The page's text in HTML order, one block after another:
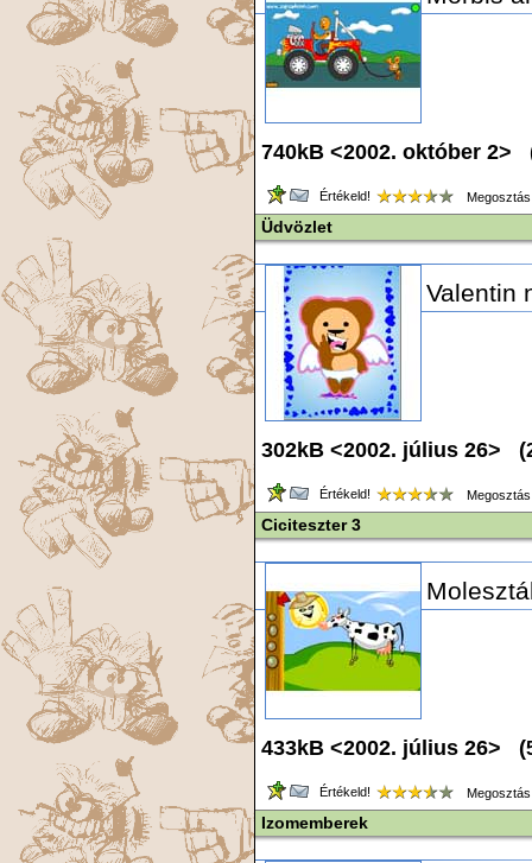
740kB <2002. október 2>
Értékeld!
Üdvözlet
Valentin
302kB <2002. július 26> (
Értékeld!
Ciciteszter 3
433kB <2002. július 26> (
Értékeld!
Izomemberek